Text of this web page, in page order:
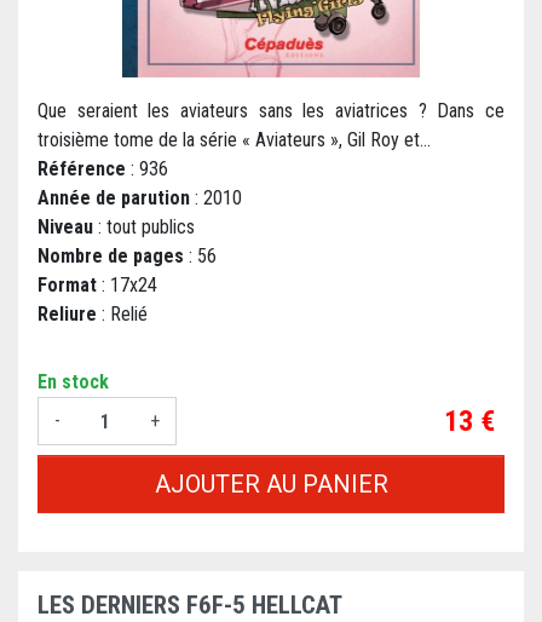
Que seraient les aviateurs sans les aviatrices ? Dans ce
troisième tome de la série « Aviateurs », Gil Roy et...
Référence : 936
Année de parution : 2010
Niveau : tout publics
Nombre de pages : 56
Format : 17x24
Reliure : Relié
En stock
-
+ Prix
13 €
AJOUTER AU PANIER
LES DERNIERS F6F-5 HELLCAT